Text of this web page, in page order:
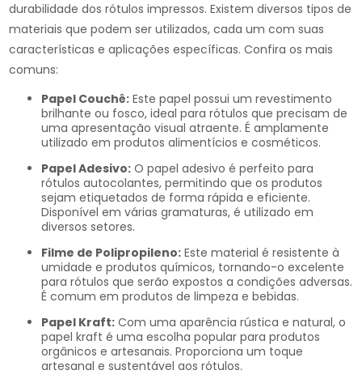
durabilidade dos rótulos impressos. Existem diversos tipos de
materiais que podem ser utilizados, cada um com suas
características e aplicações específicas. Confira os mais
comuns:
Papel Couchê: Este papel possui um revestimento
brilhante ou fosco, ideal para rótulos que precisam de
uma apresentação visual atraente. É amplamente
utilizado em produtos alimentícios e cosméticos.
Papel Adesivo: O papel adesivo é perfeito para
rótulos autocolantes, permitindo que os produtos
sejam etiquetados de forma rápida e eficiente.
Disponível em várias gramaturas, é utilizado em
diversos setores.
Filme de Polipropileno: Este material é resistente à
umidade e produtos químicos, tornando-o excelente
para rótulos que serão expostos a condições adversas.
É comum em produtos de limpeza e bebidas.
Papel Kraft: Com uma aparência rústica e natural, o
papel kraft é uma escolha popular para produtos
orgânicos e artesanais. Proporciona um toque
artesanal e sustentável aos rótulos.